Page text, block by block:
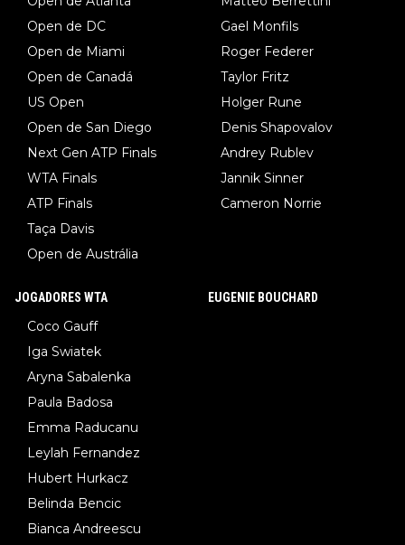
Open de DC
Open de Miami
Open de Canadá
US Open
Open de San Diego
Next Gen ATP Finals
WTA Finals
ATP Finals
Taça Davis
Open de Austrália
Gael Monfils
Roger Federer
Taylor Fritz
Holger Rune
Denis Shapovalov
Andrey Rublev
Jannik Sinner
Cameron Norrie
JOGADORES WTA
Coco Gauff
Iga Swiatek
Aryna Sabalenka
Paula Badosa
Emma Raducanu
Leylah Fernandez
Hubert Hurkacz
Belinda Bencic
Bianca Andreescu
EUGENIE BOUCHARD